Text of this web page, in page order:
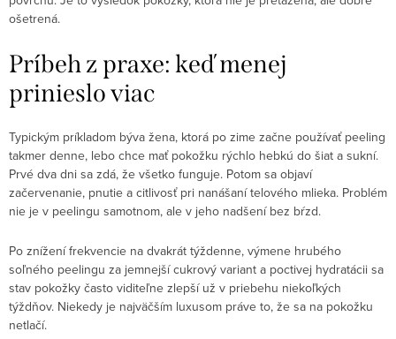
ošetrená.
Príbeh z praxe: keď menej
prinieslo viac
Typickým príkladom býva žena, ktorá po zime začne používať peeling
takmer denne, lebo chce mať pokožku rýchlo hebkú do šiat a sukní.
Prvé dva dni sa zdá, že všetko funguje. Potom sa objaví
začervenanie, pnutie a citlivosť pri nanášaní telového mlieka. Problém
nie je v peelingu samotnom, ale v jeho nadšení bez bŕzd.
Po znížení frekvencie na dvakrát týždenne, výmene hrubého
soľného peelingu za jemnejší cukrový variant a poctivej hydratácii sa
stav pokožky často viditeľne zlepší už v priebehu niekoľkých
týždňov. Niekedy je najväčším luxusom práve to, že sa na pokožku
netlačí.